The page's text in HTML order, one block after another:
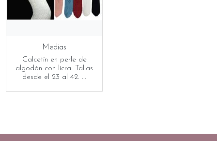
Medias
Calcetín en perle de
algodón con licra. Tallas
desde el 23 al 42. ...